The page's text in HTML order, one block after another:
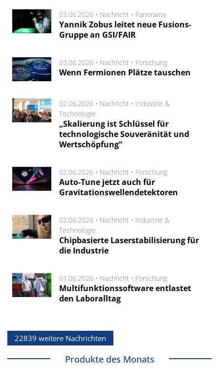
03.06.2026 • Nachricht • Panorama
Yannik Zobus leitet neue Fusions-
Gruppe an GSI/FAIR
03.06.2026 • Nachricht • Forschung
Wenn Fermionen Plätze tauschen
02.06.2026 • Nachricht • Industrie &
Technologie
„Skalierung ist Schlüssel für
technologische Souveränität und
Wertschöpfung“
02.06.2026 • Nachricht • Forschung
Auto-Tune jetzt auch für
Gravitationswellendetektoren
02.06.2026 • Nachricht • Industrie &
Technologie
Chipbasierte Laserstabilisierung für
die Industrie
01.06.2026 • Nachricht • Forschung
Multifunktionssoftware entlastet
den Laboralltag
22839 weitere Nachrichten
Produkte des Monats